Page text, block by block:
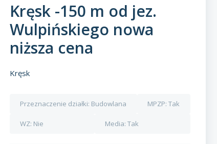
Kręsk -150 m od jez.
Wulpińskiego nowa
niższa cena
Kręsk
Przeznaczenie działki: Budowlana MPZP: Tak
WZ: Nie Media:Tak